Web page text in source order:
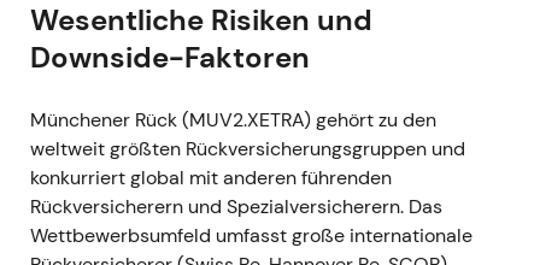
---
inflationäres Umfeld)
Ereignis:Der russische Einmarsch in die
Ukraine löste Abschreibungen auf russische
und ukrainische Anleihen sowie erste
kriegsbedingte Schadenforderungen aus;
Wesentliche Risiken und
Downside-Faktoren
Münchener Rück (MUV2.XETRA) gehört zu den
weltweit größten Rückversicherungsgruppen und
konkurriert global mit anderen führenden
Rückversicherern und Spezialversicherern. Das
Wettbewerbsumfeld umfasst große internationale